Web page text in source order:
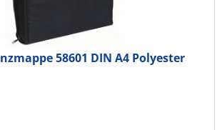
58601 DIN A4 Polyester